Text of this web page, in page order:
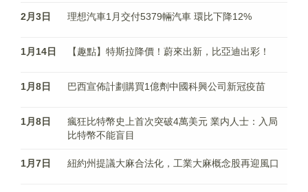
2月3日 理想汽車1月交付5379輛汽車 環比下降12%
1月14日 【趣點】特斯拉降價！蔚來出新，比亞迪出彩！
1月8日 巴西宣佈計劃購買1億劑中國科興公司新冠疫苗
1月8日
瘋狂比特幣史上首次突破4萬美元 業内人士：入局
比特幣不能盲目
1月7日 紐約州提議大麻合法化，工業大麻概念股再迎風口